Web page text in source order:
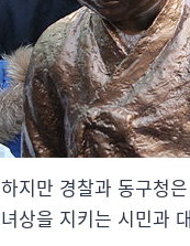
하지만 경찰과 동구청
녀상을 지키는 시민과